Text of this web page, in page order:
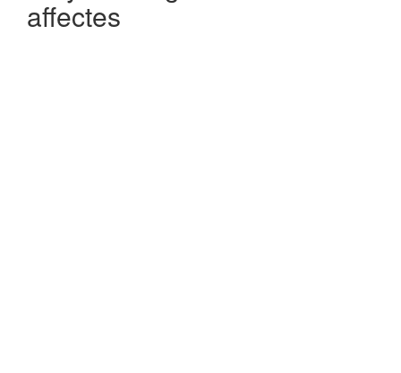
affectes